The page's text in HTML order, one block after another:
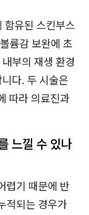
함유된 스킨부스
륨감 보완에 초
부의 재생 환경
다. 두 시술은
따라 의료진과
느낄 수 있나
렵기 때문에 반
적되는 경우가